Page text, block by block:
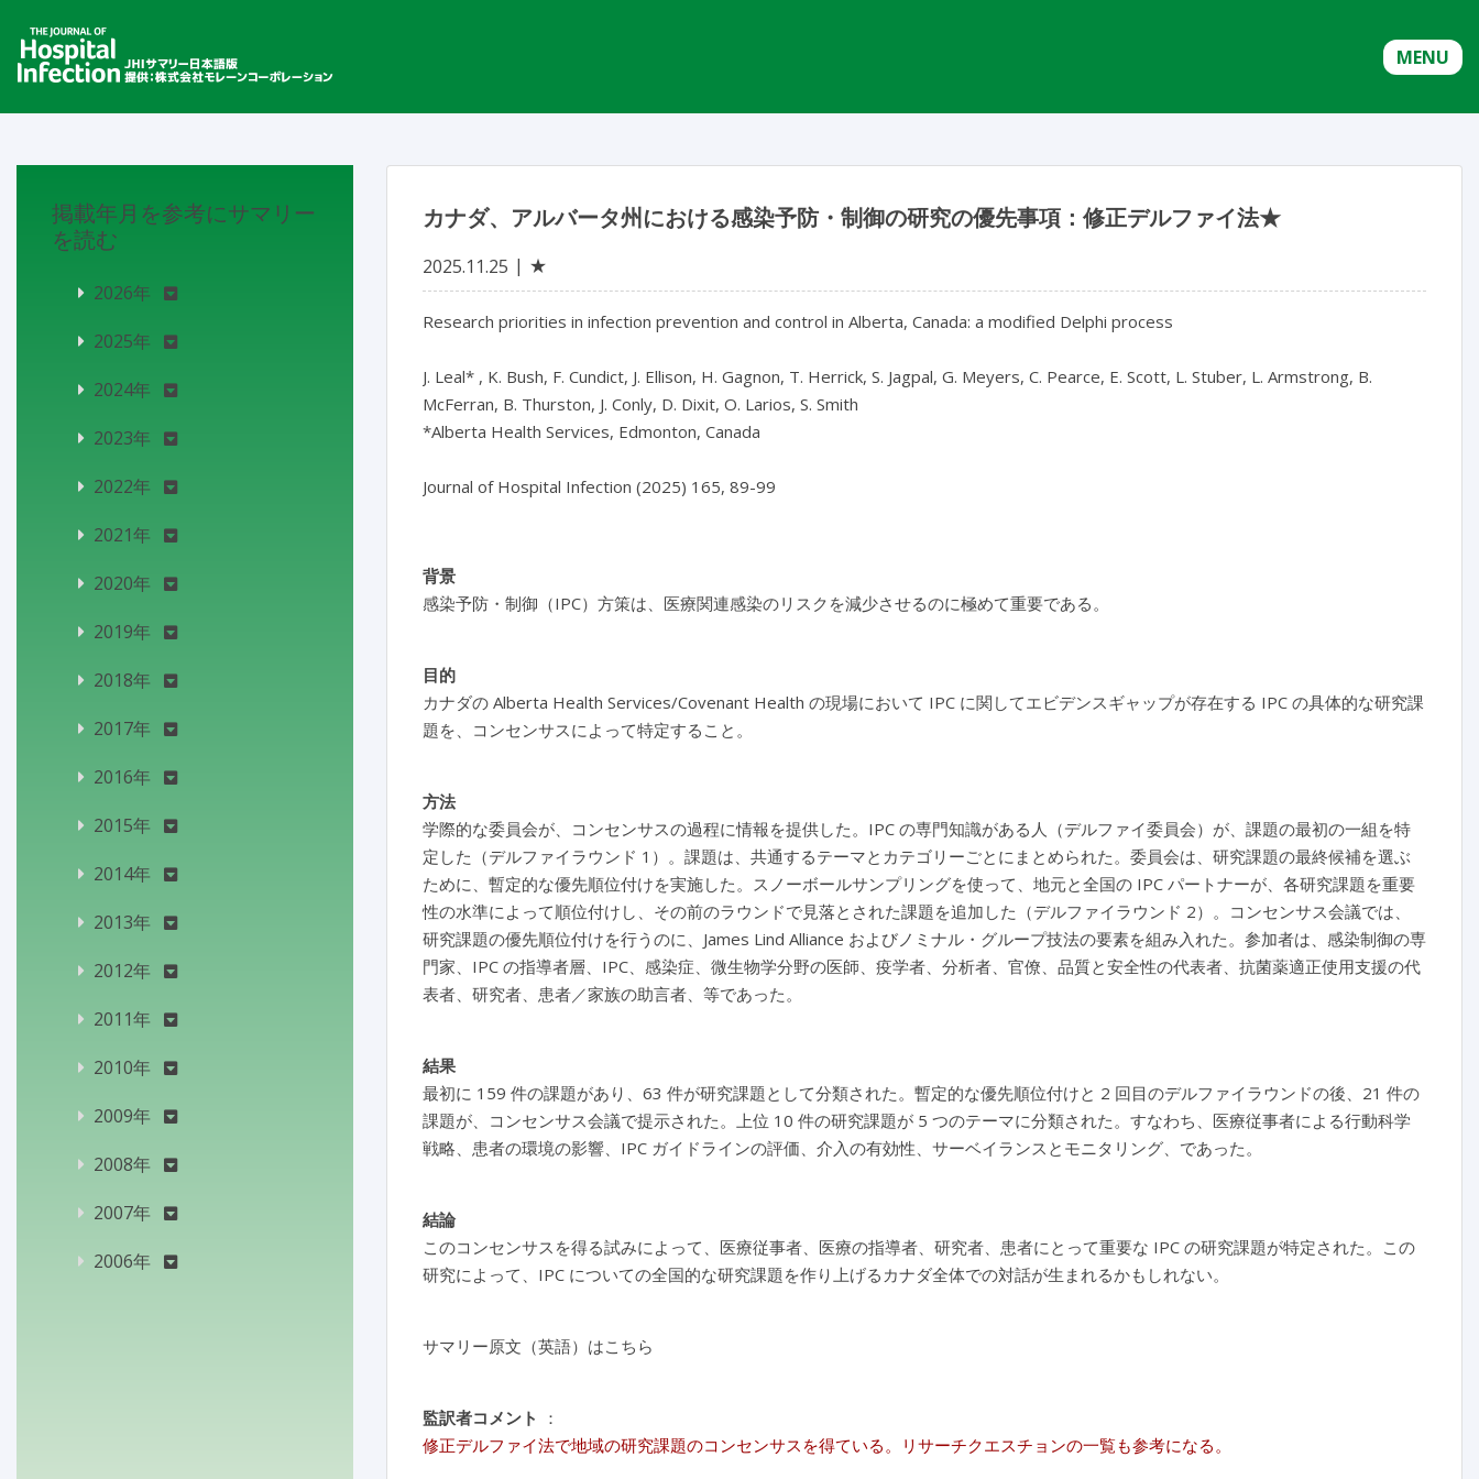
MENU
カナダ、アルバータ州における感染予防・制御の研究の優先事項：修正デルファイ法★
2025.11.25 ★
Research priorities in infection prevention and control in Alberta, Canada: a modified Delphi process
J. Leal* , K. Bush, F. Cundict, J. Ellison, H. Gagnon, T. Herrick, S. Jagpal, G. Meyers, C. Pearce, E. Scott, L. Stuber, L. Armstrong, B.
McFerran, B. Thurston, J. Conly, D. Dixit, O. Larios, S. Smith
*Alberta Health Services, Edmonton, Canada
背景
感染予防・制御（IPC）方策は、医療関連感染のリスクを減少させるのに極めて重要である。
目的
カナダの Alberta Health Services/Covenant Health の現場において IPC に関してエビデンスギャップが存在する IPC の具体的な研究課
題を、コンセンサスによって特定すること。
方法
学際的な委員会が、コンセンサスの過程に情報を提供した。IPC の専門知識がある人（デルファイ委員会）が、課題の最初の一組を特
定した（デルファイラウンド 1）。課題は、共通するテーマとカテゴリーごとにまとめられた。委員会は、研究課題の最終候補を選ぶ
ために、暫定的な優先順位付けを実施した。スノーボールサンプリングを使って、地元と全国の IPC パートナーが、各研究課題を重要
性の水準によって順位付けし、その前のラウンドで見落とされた課題を追加した（デルファイラウンド 2）。コンセンサス会議では、
研究課題の優先順位付けを行うのに、James Lind Alliance およびノミナル・グループ技法の要素を組み入れた。参加者は、感染制御の専
門家、IPC の指導者層、IPC、感染症、微生物学分野の医師、疫学者、分析者、官僚、品質と安全性の代表者、抗菌薬適正使用支援の代
表者、研究者、患者／家族の助言者、等であった。
結果
最初に 159 件の課題があり、63 件が研究課題として分類された。暫定的な優先順位付けと 2 回目のデルファイラウンドの後、21 件の
課題が、コンセンサス会議で提示された。上位 10 件の研究課題が 5 つのテーマに分類された。すなわち、医療従事者による行動科学
戦略、患者の環境の影響、IPC ガイドラインの評価、介入の有効性、サーベイランスとモニタリング、であった。
結論
このコンセンサスを得る試みによって、医療従事者、医療の指導者、研究者、患者にとって重要な IPC の研究課題が特定された。この
研究によって、IPC についての全国的な研究課題を作り上げるカナダ全体での対話が生まれるかもしれない。
サマリー原文（英語）はこちら
監訳者コメント
：
修正デルファイ法で地域の研究課題のコンセンサスを得ている。リサーチクエスチョンの一覧も参考になる。
掲載年月を参考にサマリー
を読む
2026年
2025年
2024年
2023年
2022年
2021年
2020年
2019年
2018年
2017年
2016年
2015年
2014年
2013年
2012年
2011年
2010年
2009年
2008年
2007年
2006年